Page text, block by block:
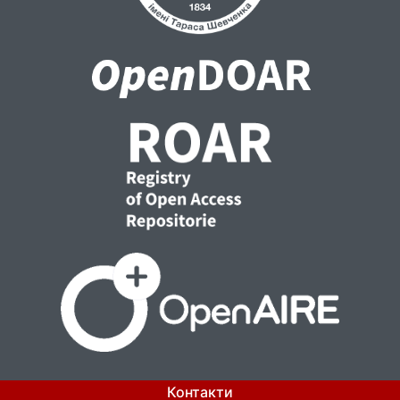
консолідації українців. Зокрема, політична
партія Народний фронт своїм програмним
територіальної цілісності України,
звільнення її від терористів, іноземних
Розв’язання цих завдань ідеологи НФ
пов’язують з консолідацією українців.
Ідеологи політичної партії «УДАР
(Український Демократичний Альянс за
Реформи)» виходять із того, що лише
ефективною і конкурентною у світі. «Ми
повинні усвідомлювати, – зазначено у
програмі УДАРу, – що цілі, які нас
об’єднують, важливіші за історичні міфи та
ідеології, які можуть нас роз’єднувати».
українців через розкриття ідеї
Контакти